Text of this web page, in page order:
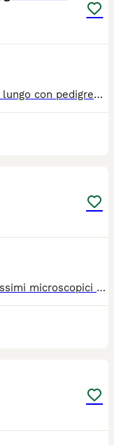
Splendidi cuccioli di Chihuahua a pelo lungo con pedigree ENCI Disponibili splendidi cuccioli di Chihuahua a pelo lungo, nati il 26/06/2026, allevati con amore in ambiente familiare. Entrambi i genitori sono muniti di pedigree ENCI e i cuccioli saranno ceduti solo dopo il compimento dell’età prevista dalla normativa. Disponibili: * 🩵 1 Maschi: €900 * 🩷 2 Femmine: €1.200 I cuccioli saranno consegnati con: ✔ Microchip ✔ Prima vaccinazione ✔ Sverminazioni effettuate ✔ Libretto sanitario ✔ Pedigree ENCI richiesto I cuccioli cresceranno in ambiente familiare, saranno abituati al contatto con le persone e con i bambini, ricevendo fin da piccoli le migliori cure. Per maggiori informazioni, foto o per fissare una visita, contattatemi in privato. Solo persone realmente interessate e amanti della razza.
Splendidi cuccioli di chihuahua piccolissimi microscopici rimarranno molto piccoli intorno a 1,2 kg genitori visibili entrambi di mia proprietà sono due maschietti verranno consegnati al compimento dei 60gg con ciclo sverminazioni vaccino microchip passaggio di proprietà libretto sanitario contatto telefonico 379 1459776